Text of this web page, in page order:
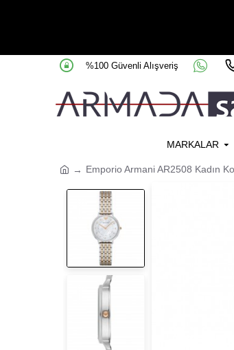
%100 Güvenli Alışveriş
MARKALAR
Emporio Armani AR2508 Kadın